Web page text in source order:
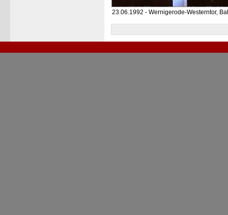
23.06.1992 - Wernigerode-Westerntor,